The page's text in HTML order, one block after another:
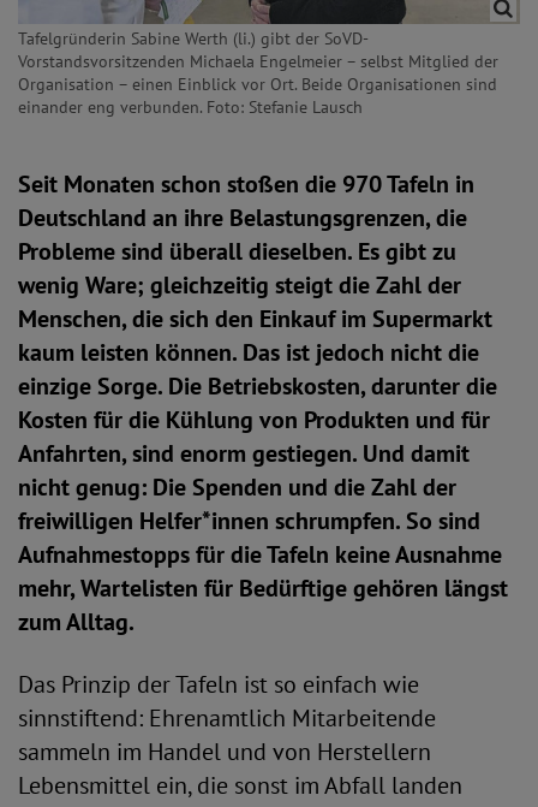
Tafelgründerin Sabine Werth (li.) gibt der SoVD-
Vorstandsvorsitzenden Michaela Engelmeier – selbst Mitglied der
Organisation – einen Einblick vor Ort. Beide Organisationen sind
einander eng verbunden. Foto: Stefanie Lausch
Seit Monaten schon stoßen die 970 Tafeln in
Deutschland an ihre Belastungsgrenzen, die
Probleme sind überall dieselben. Es gibt zu
wenig Ware; gleichzeitig steigt die Zahl der
Menschen, die sich den Einkauf im Supermarkt
kaum leisten können. Das ist jedoch nicht die
einzige Sorge. Die Betriebskosten, darunter die
Kosten für die Kühlung von Produkten und für
Anfahrten, sind enorm gestiegen. Und damit
nicht genug: Die Spenden und die Zahl der
freiwilligen Helfer*innen schrumpfen. So sind
Aufnahmestopps für die Tafeln keine Ausnahme
mehr, Wartelisten für Bedürftige gehören längst
zum Alltag.
Das Prinzip der Tafeln ist so einfach wie
sinnstiftend: Ehrenamtlich Mitarbeitende
sammeln im Handel und von Herstellern
Lebensmittel ein, die sonst im Abfall landen